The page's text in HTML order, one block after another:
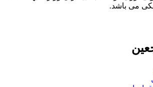
می باشد.